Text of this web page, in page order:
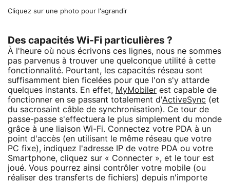
Cliquez sur une photo pour l'agrandir
Des capacités Wi-Fi particulières ?
À l'heure où nous écrivons ces lignes, nous ne sommes
pas parvenus à trouver une quelconque utilité à cette
fonctionnalité. Pourtant, les capacités réseau sont
suffisamment bien ficelées pour que l'on s'y attarde
quelques instants. En effet, MyMobiler est capable de
fonctionner en se passant totalement d'ActiveSync (et
du sacrosaint câble de synchronisation). Ce tour de
passe-passe s'effectuera le plus simplement du monde
grâce à une liaison Wi-Fi. Connectez votre PDA à un
point d'accès (en utilisant le même réseau que votre
PC fixe), indiquez l'adresse IP de votre PDA ou votre
Smartphone, cliquez sur « Connecter », et le tour est
joué. Vous pourrez ainsi contrôler votre mobile (ou
réaliser des transferts de fichiers) depuis n'importe